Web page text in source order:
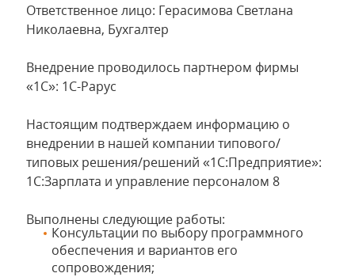
Ответственное лицо: Герасимова Светлана
Николаевна, Бухгалтер
Внедрение проводилось партнером фирмы
«1С»: 1С-Рарус
Настоящим подтверждаем информацию о
внедрении в нашей компании типового/
типовых решения/решений «1С:Предприятие»:
1С:Зарплата и управление персоналом 8
Выполнены следующие работы:
Консультации по выбору программного
обеспечения и вариантов его
сопровождения;